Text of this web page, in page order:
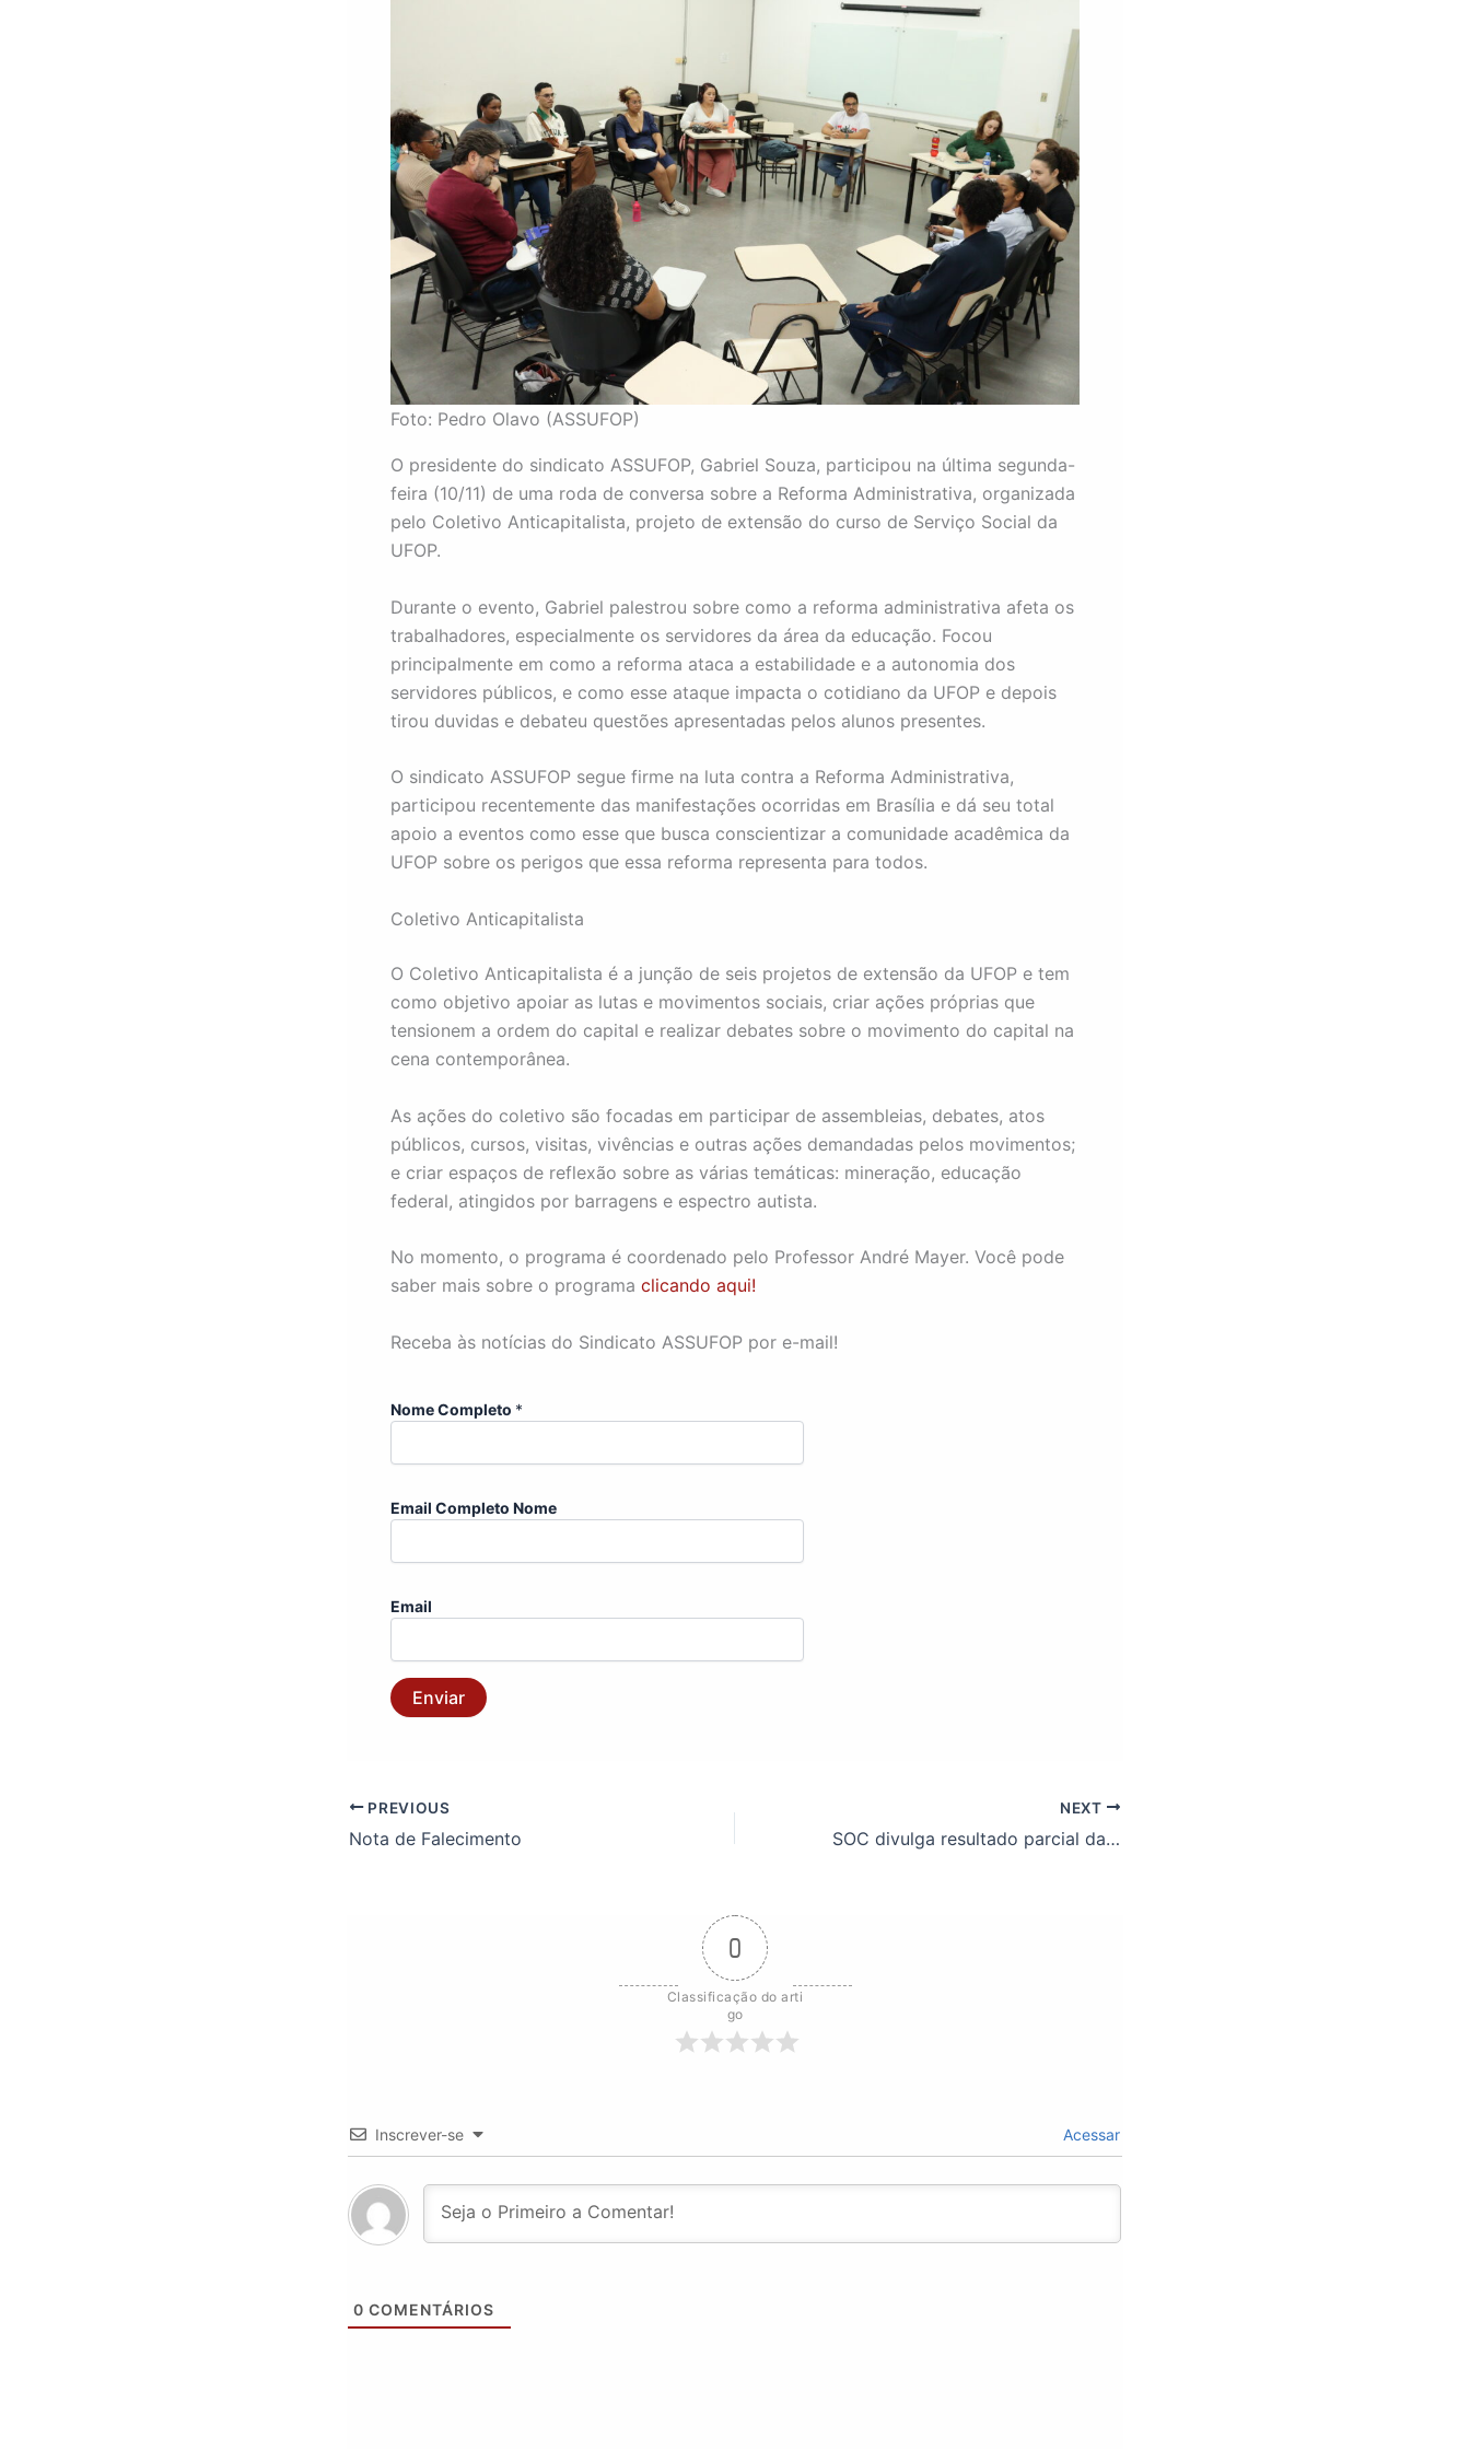
Foto: Pedro Olavo (ASSUFOP)
O presidente do sindicato ASSUFOP, Gabriel Souza, participou na última segunda-
feira (10/11) de uma roda de conversa sobre a Reforma Administrativa, organizada
pelo Coletivo Anticapitalista, projeto de extensão do curso de Serviço Social da
UFOP.
Durante o evento, Gabriel palestrou sobre como a reforma administrativa afeta os
trabalhadores, especialmente os servidores da área da educação. Focou
principalmente em como a reforma ataca a estabilidade e a autonomia dos
servidores públicos, e como esse ataque impacta o cotidiano da UFOP e depois
tirou duvidas e debateu questões apresentadas pelos alunos presentes.
O sindicato ASSUFOP segue firme na luta contra a Reforma Administrativa,
participou recentemente das manifestações ocorridas em Brasília e dá seu total
apoio a eventos como esse que busca conscientizar a comunidade acadêmica da
UFOP sobre os perigos que essa reforma representa para todos.
Coletivo Anticapitalista
O Coletivo Anticapitalista é a junção de seis projetos de extensão da UFOP e tem
como objetivo apoiar as lutas e movimentos sociais, criar ações próprias que
tensionem a ordem do capital e realizar debates sobre o movimento do capital na
cena contemporânea.
As ações do coletivo são focadas em participar de assembleias, debates, atos
públicos, cursos, visitas, vivências e outras ações demandadas pelos movimentos;
e criar espaços de reflexão sobre as várias temáticas: mineração, educação
federal, atingidos por barragens e espectro autista.
No momento, o programa é coordenado pelo Professor André Mayer. Você pode
saber mais sobre o programa clicando aqui!
Receba às notícias do Sindicato ASSUFOP por e-mail!
Nome Completo *
Email Completo Nome
Email
Enviar
PREVIOUS
Nota de Falecimento
NEXT
SOC divulga resultado parcial das eleições para os conselhos universitários
0
Classificação do arti
go
Inscrever-se Acessar
0 COMENTÁRIOS